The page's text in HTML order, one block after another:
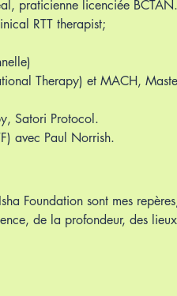
praticienne licenciée BCTAN.
RTT therapist;
Therapy) et MACH,
Satori Protocol.
avec Paul Norrish.
Foundation sont mes
de la profondeur, des